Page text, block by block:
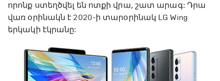
որոնք ստեղծվել են ոտքի վրա, շատ արագ: Դրա
վառ օրինակն է 2020-ի տարօրինակ LG Wing
երկակի էկրանը: